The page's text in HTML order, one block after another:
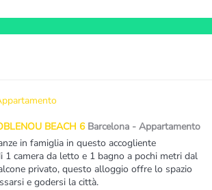
BEACH 6 Barcelona - Appartamento
in famiglia in questo accogliente
1 camera da letto e 1 bagno a pochi metri dal
privato, questo alloggio offre lo spazio
e godersi la città.